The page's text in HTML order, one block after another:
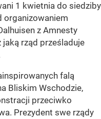
1 kwietnia do siedziby
organizowaniem
z Amnesty
rząd prześladuje
falą
Bliskim Wschodzie,
przeciwko
Prezydent swe rządy